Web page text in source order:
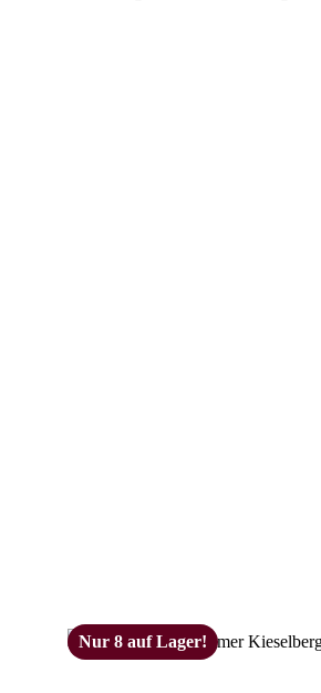
Nur 8 auf Lager!